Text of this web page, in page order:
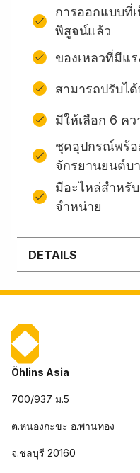
การออกแบบที่
พิสูจน์แล้ว
ของเหลวที่มีแ
สามารถปรับไ
มีให้เลือก 6 ค
ชุดอุปกรณ์พร้
จักรยานยนต์บ
มีอะไหล่สำหรั
จำหน่าย
DETAILS
Öhlins Asia
700/937 ม.5
ต.หนองกะขะ อ.พานทอง
จ.ชลบุรี 20160